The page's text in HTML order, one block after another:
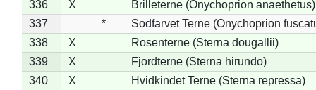
336
X
Brilleterne (Onychoprion anaethetus)
337
*
Sodfarvet Terne (Onychoprion
338
X
Rosenterne (Sterna dougallii)
339
X
Fjordterne (Sterna hirundo)
340
X
Hvidkindet Terne (Sterna repressa)